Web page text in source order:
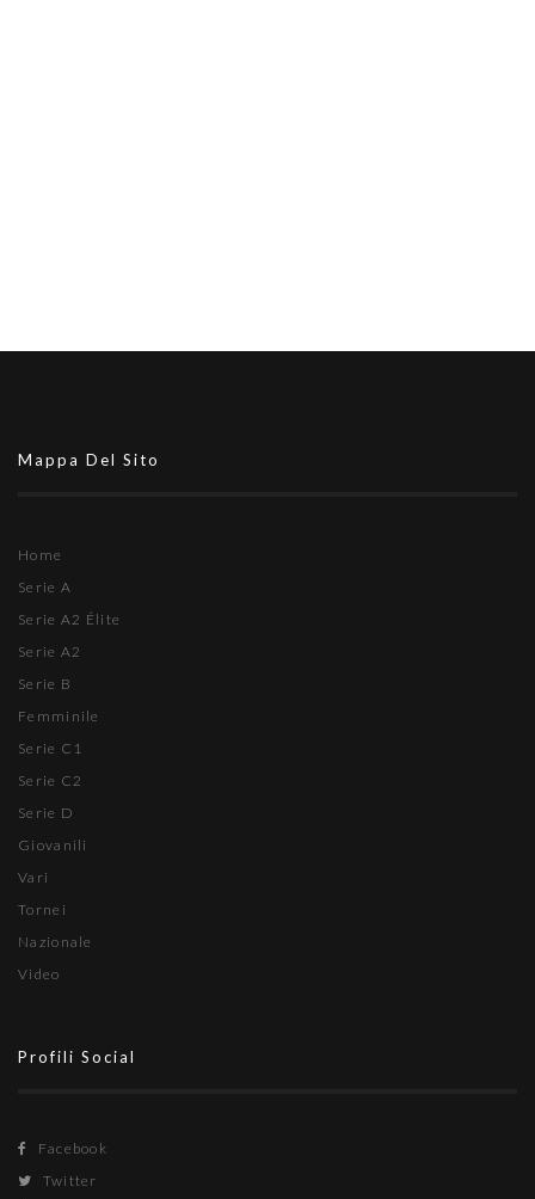
Mappa Del Sito
Home
Serie A
Serie A2 Élite
Serie A2
Serie B
Femminile
Serie C1
Serie C2
Serie D
Giovanili
Vari
Tornei
Nazionale
Video
Profili Social
Facebook
Twitter